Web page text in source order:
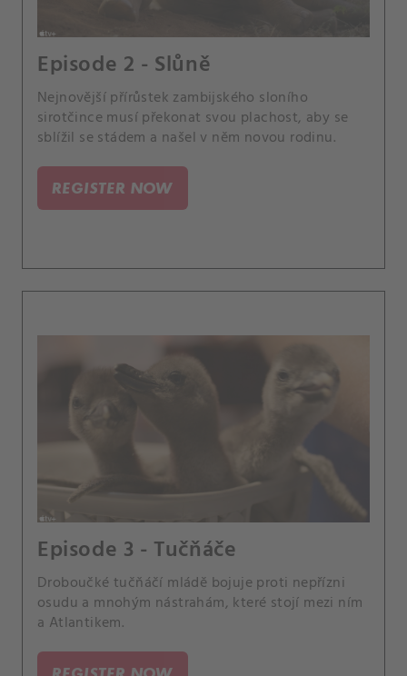
Episode 2 - Slůně
Nejnovější přírůstek zambijského sloního
sirotčince musí překonat svou plachost, aby se
sblížil se stádem a našel v něm novou rodinu.
REGISTER NOW
Episode 3 - Tučňáče
Droboučké tučňáčí mládě bojuje proti nepřízni
osudu a mnohým nástrahám, které stojí mezi ním
a Atlantikem.